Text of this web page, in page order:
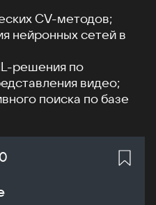
CV-методов;
нейронных сетей в
решения по
видео;
поиска по базе